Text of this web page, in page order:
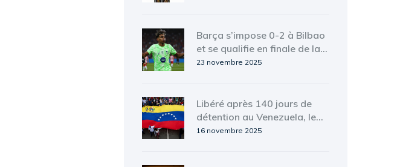
Barça s’impose 0-2 à Bilbao
et se qualifie en finale de la
Supercoupe d’Espagne
23 novembre 2025
Libéré après 140 jours de
détention au Venezuela, le
Français Camilo Castro
16 novembre 2025